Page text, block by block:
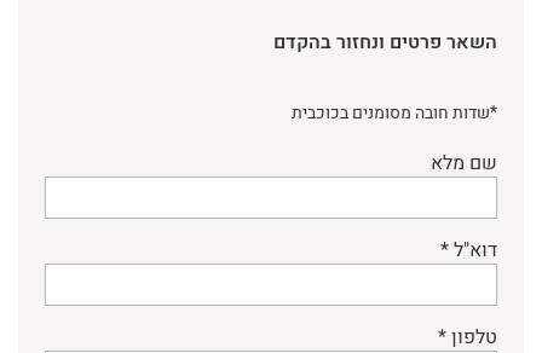
השאר פרטים ונחזור בהקדם
*שדות חובה מסומנים בכוכבית
שם מלא
דוא"ל *
טלפון *